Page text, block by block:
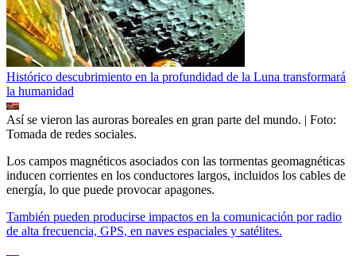
Histórico descubrimiento en la profundidad de la Luna transformará
la humanidad
Así se vieron las auroras boreales en gran parte del mundo. | Foto:
Tomada de redes sociales.
Los campos magnéticos asociados con las tormentas geomagnéticas
inducen corrientes en los conductores largos, incluidos los cables de
energía, lo que puede provocar apagones.
También pueden producirse impactos en la comunicación por radio
de alta frecuencia, GPS, en naves espaciales y satélites.